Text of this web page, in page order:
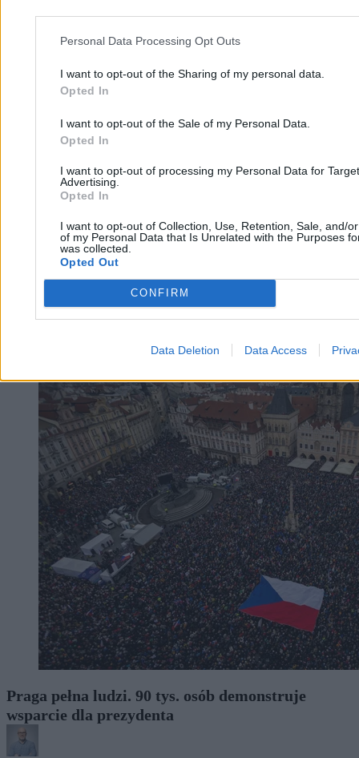
Personal Data Processing Opt Outs
I want to opt-out of the Sharing of my personal data.
Opted In
I want to opt-out of the Sale of my Personal Data.
Opted In
I want to opt-out of processing my Personal Data for
Advertising.
Opted In
I want to opt-out of Collection, Use, Retention, Sale, and/
of my Personal Data that Is Unrelated with the Purposes
was collected.
Opted Out
CONFIRM
Data Deletion Data Access
75. dzień bez wypłaty. Górnikom skończyła się
Michał Cieciura
26.02.2026
Świat
Praga pełna ludzi. 90 tys. osób demonstruje
wsparcie dla prezydenta